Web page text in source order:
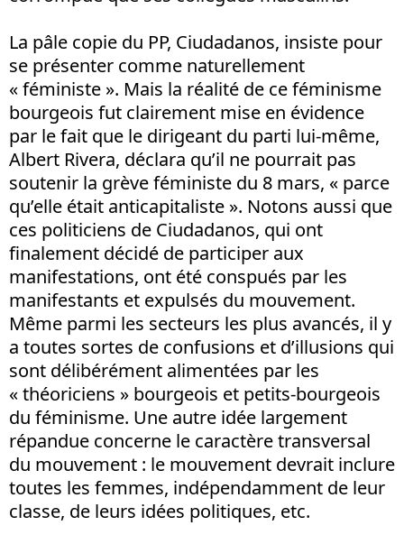
La pâle copie du PP, Ciudadanos, insiste pour
se présenter comme naturellement
« féministe ». Mais la réalité de ce féminisme
bourgeois fut clairement mise en évidence
par le fait que le dirigeant du parti lui-même,
Albert Rivera, déclara qu’il ne pourrait pas
soutenir la grève féministe du 8 mars, « parce
qu’elle était anticapitaliste ». Notons aussi que
ces politiciens de Ciudadanos, qui ont
finalement décidé de participer aux
manifestations, ont été conspués par les
manifestants et expulsés du mouvement.
Même parmi les secteurs les plus avancés, il y
a toutes sortes de confusions et d’illusions qui
sont délibérément alimentées par les
« théoriciens » bourgeois et petits-bourgeois
du féminisme. Une autre idée largement
répandue concerne le caractère transversal
du mouvement : le mouvement devrait inclure
toutes les femmes, indépendamment de leur
classe, de leurs idées politiques, etc.